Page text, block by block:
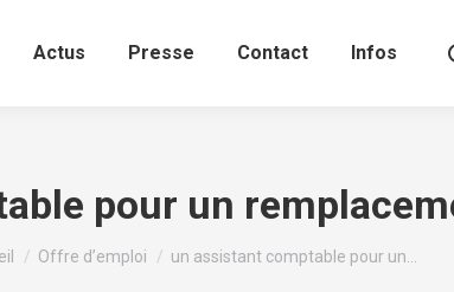
Actus Presse Contact Infos
pour un
êtes ici :Offre d’emploi un assistant comptable pour un…